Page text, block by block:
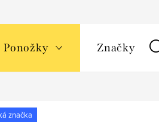
Ponožky Značky
značka